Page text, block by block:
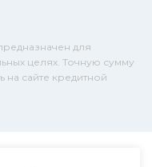
для
целях. Точную сумму
на сайте кредитной